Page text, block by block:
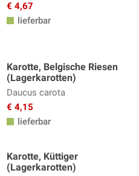
€ 4,67
lieferbar
Karotte, Belgische Riesen
(Lagerkarotten)
Daucus carota
€ 4,15
lieferbar
Karotte, Küttiger
(Lagerkarotten)